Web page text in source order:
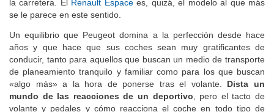
la carretera. El Renault Espace
Un equilibrio que Peugeot domina a la perfección desde hace
años y que hace que sus coches sean muy gratificantes de
conducir, tanto para aquellos que buscan un medio de transporte
de planeamiento tranquilo y familiar como para los que buscan
«algo más» a la hora de ponerse tras el volante.Dista un
mundo de las reacciones de un deportivo, pero el tacto de